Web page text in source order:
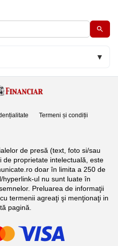
▾
Termeni și condiții
de presă (text, foto si/sau
proprietate intelectuală, este
doar în limita a 250 de
hyperlink-ul nu sunt luate în
Preluarea de informaţii
termenii agreaţi şi menţionaţi in
pagină.